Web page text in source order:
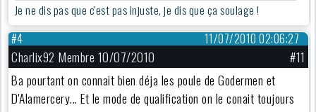
Je ne dis pas que c'est pas injuste, je dis que ça soulage !
11/07/2010 02:06:27
#4
Charlix92 Membre 10/07/2010
#11
Ba pourtant on connait bien déja les poule de Godermen et
D'Alamercery... Et le mode de qualification on le conait toujours